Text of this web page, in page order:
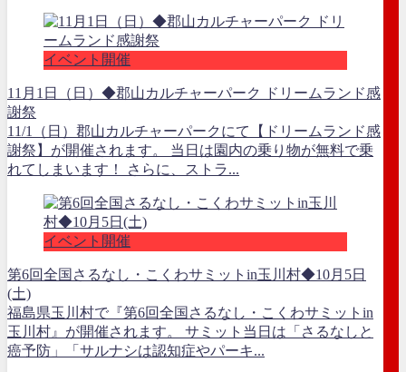
イベント開催
11月1日（日）◆郡山カルチャーパーク ドリームランド感
謝祭
11/1（日）郡山カルチャーパークにて【ドリームランド感
謝祭】が開催されます。 当日は園内の乗り物が無料で乗
れてしまいます！ さらに、ストラ...
イベント開催
第6回全国さるなし・こくわサミットin玉川村◆10月5日
(土)
福島県玉川村で『第6回全国さるなし・こくわサミットin
玉川村』が開催されます。 サミット当日は「さるなしと
癌予防」「サルナシは認知症やパーキ...